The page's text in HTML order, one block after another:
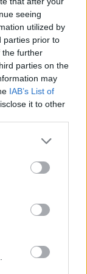
seeing
utilized by
parties prior to
the further
parties on the
may
IAB’s List of
it to other